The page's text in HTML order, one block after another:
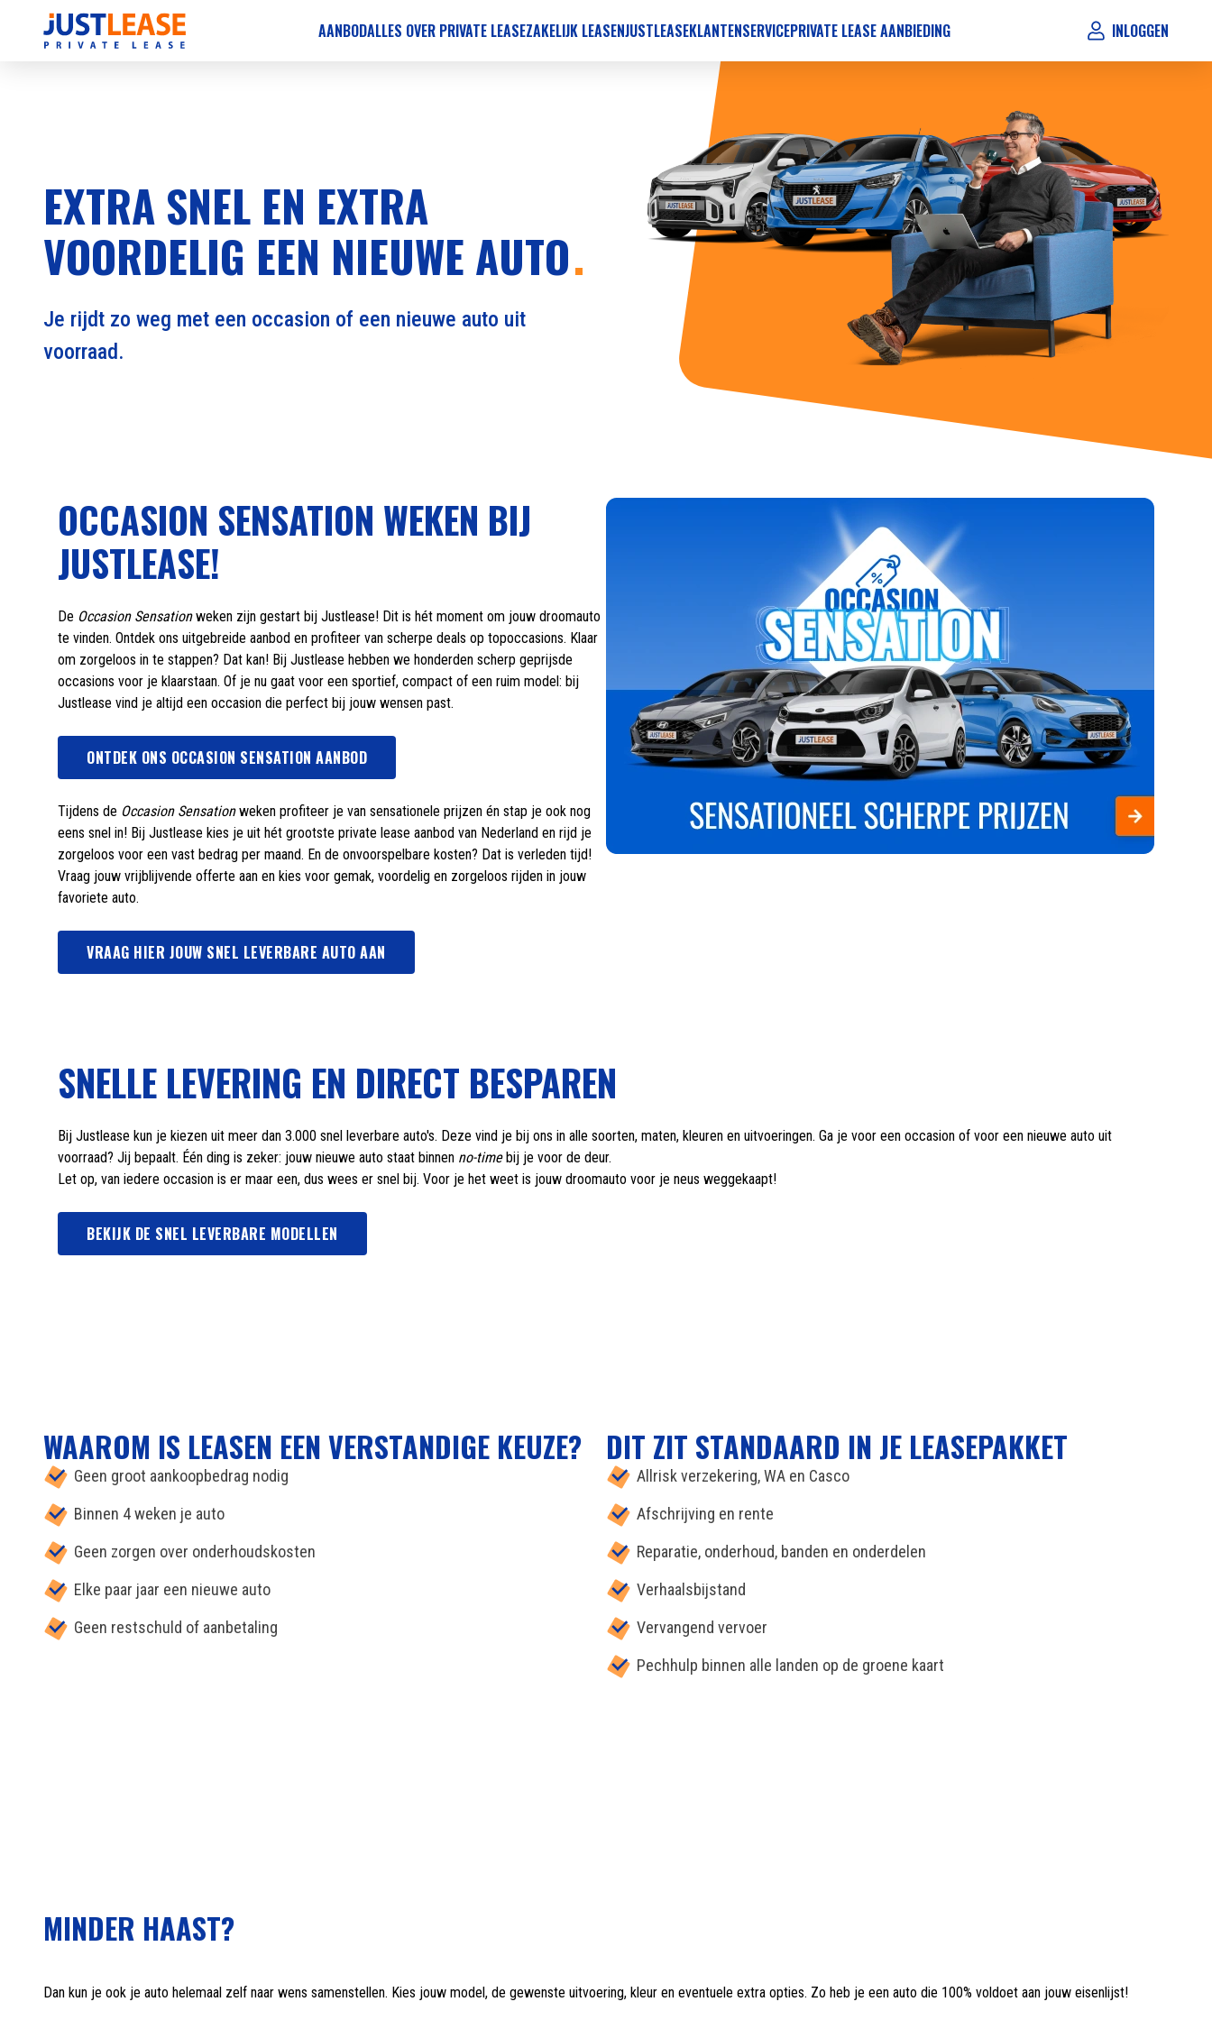
AANBODALLES OVER PRIVATE LEASEZAKELIJK LEASENJUSTLEASEKLANTENSERVICEPRIVATE LEASE AANBIEDING INLOGGEN
EXTRA SNEL EN EXTRA
VOORDELIG EEN NIEUWE AUTO
Je rijdt zo weg met een occasion of een nieuwe auto uit
voorraad.
OCCASION SENSATION WEKEN BIJ
JUSTLEASE!
De Occasion Sensationweken zijn gestart bij Justlease! Dit is hét moment om jouw droomauto
te vinden. Ontdek ons uitgebreide aanbod en profiteer van scherpe deals op topoccasions. Klaar
om zorgeloos in te stappen? Dat kan! Bij Justlease hebben we honderden scherp geprijsde
occasions voor je klaarstaan. Of je nu gaat voor een sportief, compact of een ruim model: bij
Justlease vind je altijd een occasion die perfect bij jouw wensen past.
ONTDEK ONS OCCASION SENSATION AANBOD
Tijdens de Occasion Sensationweken profiteer je van sensationele prijzen én stap je ook nog
eens snel in! Bij Justlease kies je uit hét grootste private lease aanbod van Nederland en rijd je
zorgeloos voor een vast bedrag per maand. En de onvoorspelbare kosten? Dat is verleden tijd!
Vraag jouw vrijblijvende offerte aan en kies voor gemak, voordelig en zorgeloos rijden in jouw
favoriete auto.
VRAAG HIER JOUW SNEL LEVERBARE AUTO AAN
SNELLE LEVERING EN DIRECT BESPAREN
Bij Justlease kun je kiezen uit meer dan 3.000 snel leverbare auto's. Deze vind je bij ons in alle soorten, maten, kleuren en uitvoeringen. Ga je voor een occasion of voor een nieuwe auto uit
voorraad? Jij bepaalt. Één ding is zeker: jouw nieuwe auto staat binnen no-time bij je voor de deur.
Let op, van iedere occasion is er maar een, dus wees er snel bij. Voor je het weet is jouw droomauto voor je neus weggekaapt!
BEKIJK DE SNEL LEVERBARE MODELLEN
WAAROM IS LEASEN EEN VERSTANDIGE KEUZE?
Geen groot aankoopbedrag nodig
Binnen 4 weken je auto
Geen zorgen over onderhoudskosten
Elke paar jaar een nieuwe auto
Geen restschuld of aanbetaling
DIT ZIT STANDAARD IN JE LEASEPAKKET
Allrisk verzekering, WA en Casco
Afschrijving en rente
Reparatie, onderhoud, banden en onderdelen
Verhaalsbijstand
Vervangend vervoer
Pechhulp binnen alle landen op de groene kaart
MINDER HAAST?
Dan kun je ook je auto helemaal zelf naar wens samenstellen. Kies jouw model, de gewenste uitvoering, kleur en eventuele extra opties. Zo heb je een auto die 100% voldoet aan jouw eisenlijst!